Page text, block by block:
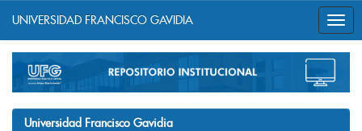
navigation
UNIVERSIDAD FRANCISCO GAVIDIA
Universidad Francisco Gavidia